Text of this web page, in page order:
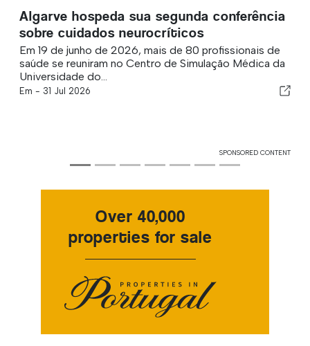
Algarve hospeda sua segunda conferência
sobre cuidados neurocríticos
Em 19 de junho de 2026, mais de 80 profissionais de
saúde se reuniram no Centro de Simulação Médica da
Universidade do...
Em - 31 Jul 2026
SPONSORED CONTENT
Over 40,000
properties for sale